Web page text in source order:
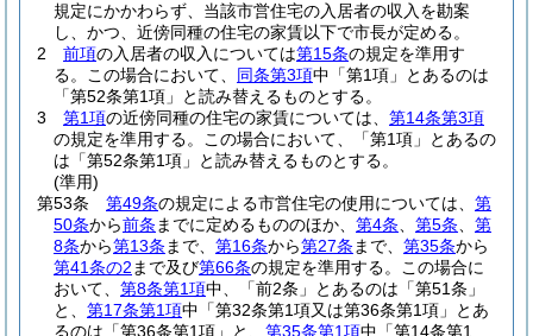
規定にかかわらず、当該市営住宅の入居者の収入を勘案
し、かつ、近傍同種の住宅の家賃以下で市長が定める。
2
前項の入居者の収入については第15条の規定を準用す
る。
この場合において、 同条第3項中「第1項」とあるのは
「第52条第1項」と読み替えるものとする。
3
第1項の近傍同種の住宅の家賃については、 第14条第3項
の規定を準用する。
この場合において、「第1項」とあるの
は「第52条第1項」と読み替えるものとする。
(準用)
第53条
第49条の規定による市営住宅の使用については、 第
50条から前条 までに定めるもののほか、 第4条 第5条
第
8条から第13条 まで、 第16条から第27条 まで、 第35条から
第41条の2 まで及び第66条の規定を準用する。
この場合に
おいて、 第8条第1項中、「前2条」とあるのは「第51条」
と、 第17条第1項中「第32条第1項又は第36条第1項」とあ
るのは「第36条第1項」と、 第35条第1項中「第14条第1